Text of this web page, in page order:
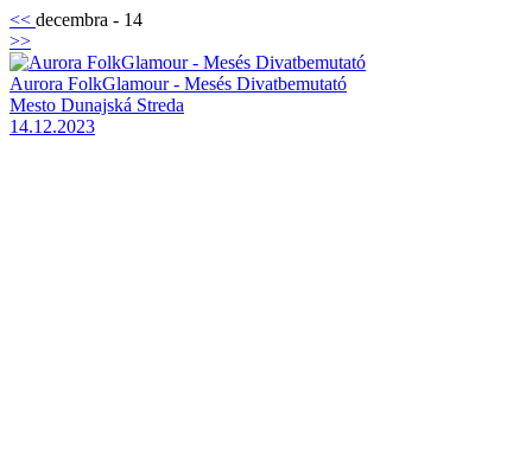
<< decembra - 14
>>
Aurora FolkGlamour - Mesés Divatbemutató
Mesto Dunajská Streda
14.12.2023